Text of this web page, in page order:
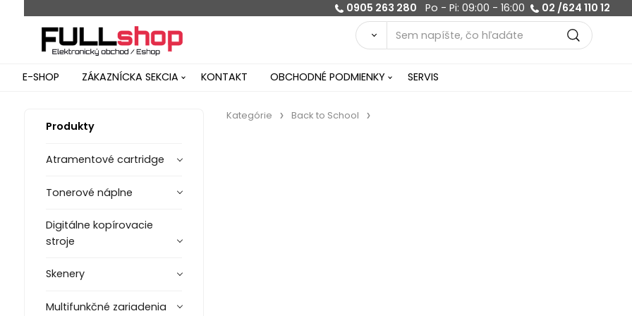
0905 263 280 Po - Pi: 09:00 - 16:00 02 /624 110 12
E-SHOP ZÁKAZNÍCKA SEKCIA KONTAKT OBCHODNÉ PODMIENKY SERVIS
Produkty
Atramentové cartridge
Tonerové náplne
Digitálne kopírovacie
stroje
Skenery
Multifunkčné zariadenia
Kategórie Back to School